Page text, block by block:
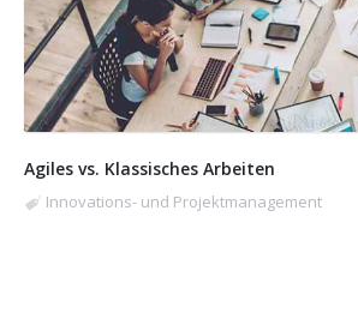
Agiles vs. Klassisches Arbeiten
Innovations- und Projektmanagement